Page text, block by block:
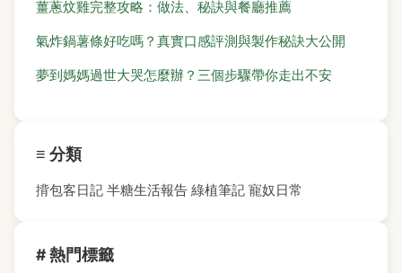
薑蔥炆雞完整攻略：做法、秘訣與餐廳推薦
氣炸鍋薯條好吃嗎？真實口感評測與製作秘訣大公開
夢到媽媽過世大哭怎麼辦？三個步驟帶你走出不安
≡ 分類
揹包客日記 半糖生活報告 綠植筆記 寵奴日常
# 熱門標籤